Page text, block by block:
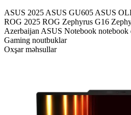
ASUS 2025 ASUS GU605 ASUS
ROG 2025 ROG Zephyrus G16
Azerbaijan ASUS Notebook notebook
Gaming noutbuklar
Oxşar məhsullar